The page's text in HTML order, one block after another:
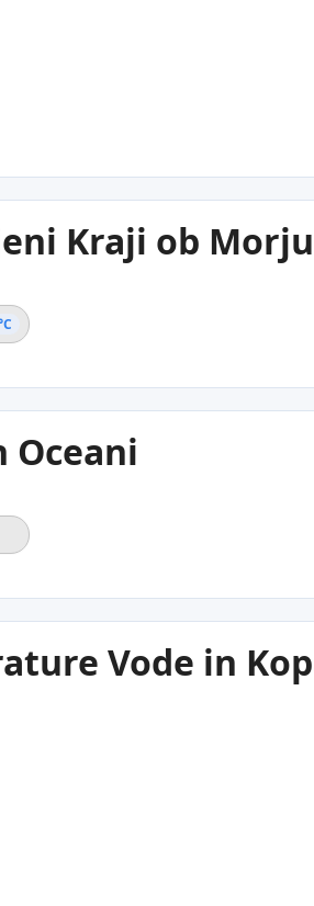
Kraji ob Morju
Oceani
Vode in